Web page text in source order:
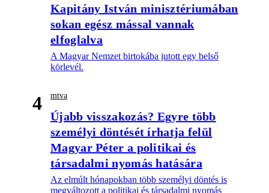
Kapitány István minisztériumában
sokan egész mással vannak
elfoglalva
A Magyar Nemzet birtokába jutott egy belső
körlevél.
4 mtva
Újabb visszakozás? Egyre több
személyi döntését írhatja felül
Magyar Péter a politikai és
társadalmi nyomás hatására
Az elmúlt hónapokban több személyi döntés is
megváltozott a politikai és társadalmi nyomás